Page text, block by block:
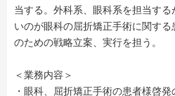
当する。外科系、眼科系を担当す
いのが眼科の屈折矯正手術に関す
のための戦略立案、実行を担う。
＜業務内容＞
・眼科、屈折矯正手術の患者様啓